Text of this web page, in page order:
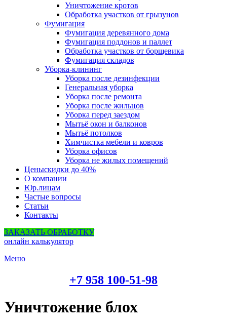
Уничтожение кротов
Обработка участков от грызунов
Фумигация
Фумигация деревянного дома
Фумигация поддонов и паллет
Обработка участков от борщевика
Фумигация складов
Уборка-клининг
Уборка после дезинфекции
Генеральная уборка
Уборка после ремонта
Уборка после жильцов
Уборка перед заездом
Мытьё окон и балконов
Мытьё потолков
Химчистка мебели и ковров
Уборка офисов
Уборка не жилых помещений
Ценыскидки до 40%
О компании
Юр.лицам
Частые вопросы
Статьи
Контакты
ЗАКАЗАТЬ ОБРАБОТКУ
онлайн калькулятор
Меню
+7 958 100-51-98
Уничтожение блох